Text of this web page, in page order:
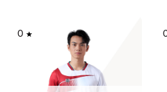
0